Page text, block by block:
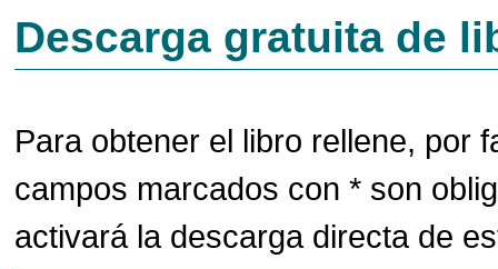
Descarga gratuita de
Para obtener el libro rellene, por
campos marcados con * son
activará la descarga directa de